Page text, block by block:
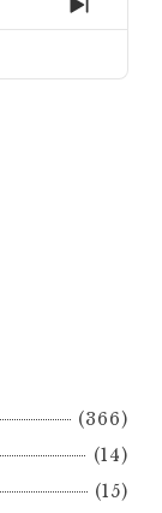
Next
(366)
(14)
(15)